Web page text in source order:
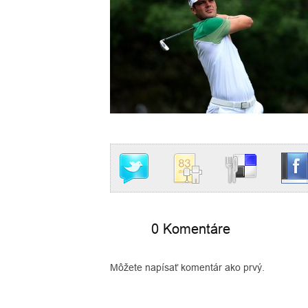
0 Komentáre
Môžete napísať komentár ako prvý.